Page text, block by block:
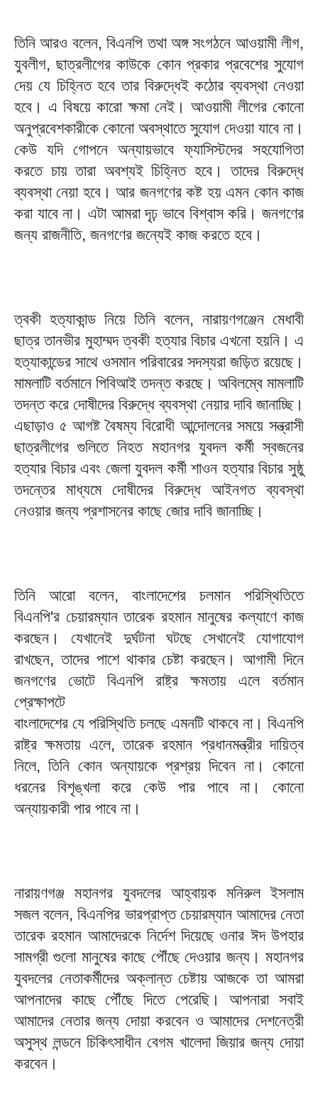
তিনি আরও বলেন, বিএনপি তথা অঙ্গ সংগঠনে আওয়ামী লীগ,
যুবলীগ, ছাত্রলীগের কাউকে কোন প্রকার প্রবেশের সুযোগ
দেয় যে চিহ্নিত হবে তার বিরুদ্ধেই কঠোর ব্যবস্থা নেওয়া
হবে। এ বিষয়ে কারো ক্ষমা নেই। আওয়ামী লীগের কোনো
অনুপ্রবেশকারীকে কোনো অবস্থাতে সুযোগ দেওয়া যাবে না।
কেউ যদি গোপনে অন্যায়ভাবে ফ্যাসিস্টদের সহযোগিতা
করতে চায় তারা অবশ্যই চিহ্নিত হবে। তাদের বিরুদ্ধে
ব্যবস্থা নেয়া হবে। আর জনগণের কষ্ট হয় এমন কোন কাজ
করা যাবে না। এটা আমরা দৃঢ় ভাবে বিশ্বাস করি। জনগণের
জন্য রাজনীতি, জনগণের জন্যেই কাজ করতে হবে।
ত্বকী হত্যাকান্ড নিয়ে তিনি বলেন, নারায়ণগঞ্জেন মেধাবী
ছাত্র তানভীর মুহাম্মদ ত্বকী হত্যার বিচার এখনো হয়নি। এ
হত্যাকান্ডের সাথে ওসমান পরিবারের সদস্যরা জড়িত রয়েছে।
মামলাটি বর্তমানে পিবিআই তদন্ত করছে। অবিলম্বে মামলাটি
তদন্ত করে দোষীদের বিরুদ্ধে ব্যবস্থা নেয়ার দাবি জানাচ্ছি।
এছাড়াও ৫ আগষ্ট বৈষম্য বিরোধী আন্দোলনের সময়ে সন্ত্রাসী
ছাত্রলীগের গুলিতে নিহত মহানগর যুবদল কর্মী স্বজনের
হত্যার বিচার এবং জেলা যুবদল কর্মী শাওন হত্যার বিচার সুষ্ঠু
তদন্তের মাধ্যমে দোষীদের বিরুদ্ধে আইনগত ব্যবস্থা
নেওয়ার জন্য প্রশাসনের কাছে জোর দাবি জানাচ্ছি।
তিনি আরো বলেন, বাংলাদেশের চলমান পরিস্থিতিতে
বিএনপি'র চেয়ারম্যান তারেক রহমান মানুষের কল্যাণে কাজ
করছেন। যেখানেই দুর্ঘটনা ঘটছে সেখানেই যোগাযোগ
রাখছেন, তাদের পাশে থাকার চেষ্টা করছেন। আগামী দিনে
জনগণের ভোটে বিএনপি রাষ্ট্র ক্ষমতায় এলে বর্তমান
প্রেক্ষাপটে
বাংলাদেশের যে পরিস্থিতি চলছে এমনটি থাকবে না। বিএনপি
রাষ্ট্র ক্ষমতায় এলে, তারেক রহমান প্রধানমন্ত্রীর দায়িত্ব
নিলে, তিনি কোন অন্যায়কে প্রশ্রয় দিবেন না। কোনো
ধরনের বিশৃঙ্খলা করে কেউ পার পাবে না। কোনো
অন্যায়কারী পার পাবে না।
নারায়ণগঞ্জ মহানগর যুবদলের আহ্বায়ক মনিরুল ইসলাম
সজল বলেন, বিএনপির ভারপ্রাপ্ত চেয়ারম্যান আমাদের নেতা
তারেক রহমান আমাদেরকে নির্দেশ দিয়েছে ওনার ঈদ উপহার
সামগ্রী গুলো মানুষের কাছে পৌঁছে দেওয়ার জন্য। মহানগর
যুবদলের নেতাকর্মীদের অক্লান্ত চেষ্টায় আজকে তা আমরা
আপনাদের কাছে পৌঁছে দিতে পেরেছি। আপনারা সবাই
আমাদের নেতার জন্য দোয়া করবেন ও আমাদের দেশনেত্রী
অসুস্থ লন্ডনে চিকিৎসাধীন বেগম খালেদা জিয়ার জন্য দোয়া
করবেন।